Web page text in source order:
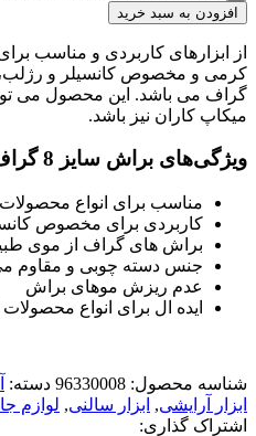
افزودن به سبد خرید
از ابزارهای کاربردی و مناسب
گراف می باشد. این محصول می
میکاپ کاران نیز باشد.
ویژگی‌های براش سایز 8 گراف
مناسب برای انواع
کاربردی برای مخصوص
براش های گراف از موی
جنس دسته چوبی و مقاوم
عدم ریزش موهای براش
ایده ‌ال برای انواع
شناسه محصول: 96330008 دسته:
ابزار آرایشی, ابزار سالنی, لوازم
اشتراک گذاری: